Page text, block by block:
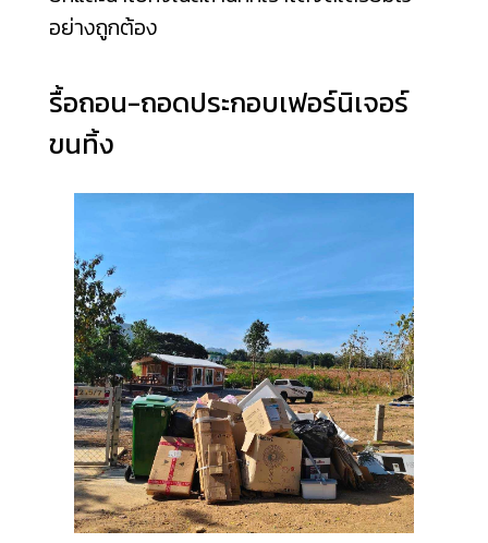
อย่างถูกต้อง
รื้อถอน-ถอดประกอบเฟอร์นิเจอร์
ขนทิ้ง